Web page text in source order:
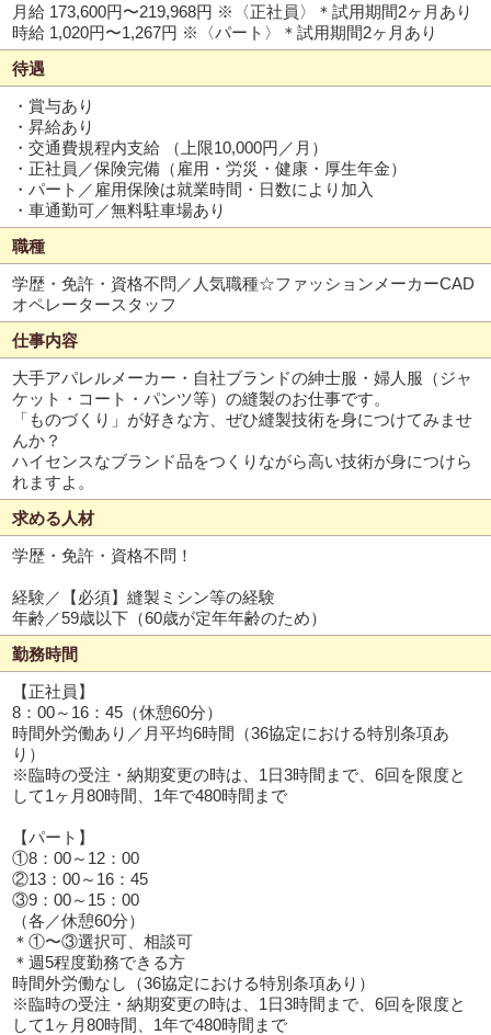
月給 173,600円〜219,968円 ※〈正社員〉＊試用期間2ヶ月あり
時給 1,020円〜1,267円 ※〈パート〉＊試用期間2ヶ月あり
待遇
・賞与あり
・昇給あり
・交通費規程内支給 （上限10,000円／月）
・正社員／保険完備（雇用・労災・健康・厚生年金）
・パート／雇用保険は就業時間・日数により加入
・車通勤可／無料駐車場あり
職種
学歴・免許・資格不問／人気職種☆ファッションメーカーCAD
オペレータースタッフ
仕事内容
大手アパレルメーカー・自社ブランドの紳士服・婦人服（ジャ
ケット・コート・パンツ等）の縫製のお仕事です。
「ものづくり」が好きな方、ぜひ縫製技術を身につけてみませ
んか？
ハイセンスなブランド品をつくりながら高い技術が身につけら
れますよ。
求める人材
学歴・免許・資格不問！
経験／【必須】縫製ミシン等の経験
年齢／59歳以下（60歳が定年年齢のため）
勤務時間
【正社員】
8：00～16：45（休憩60分）
時間外労働あり／月平均6時間（36協定における特別条項あ
り）
※臨時の受注・納期変更の時は、1日3時間まで、6回を限度と
して1ヶ月80時間、1年で480時間まで
【パート】
①8：00～12：00
②13：00～16：45
③9：00～15：00
（各／休憩60分）
＊①〜③選択可、相談可
＊週5程度勤務できる方
時間外労働なし（36協定における特別条項あり）
※臨時の受注・納期変更の時は、1日3時間まで、6回を限度と
して1ヶ月80時間、1年で480時間まで